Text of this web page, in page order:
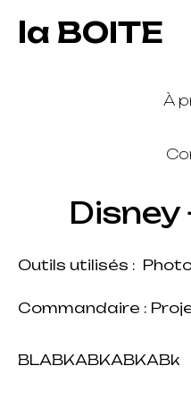
la BOITE
À
Disney
Outils utilisés :
Commandaire :
BLABKABKABKABk